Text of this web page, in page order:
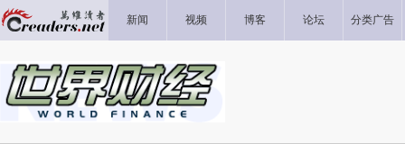
新闻 视频 博客 论坛 分类广告